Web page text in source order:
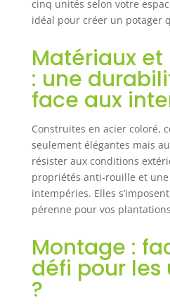
la
cinq unités selon votre
idéal pour créer un potager
Matériaux
: une
face aux
Construites en acier coloré,
seulement élégantes mais
résister aux conditions
propriétés anti-rouille et
intempéries. Elles
pérenne pour vos
Montage :
défi pour les
?